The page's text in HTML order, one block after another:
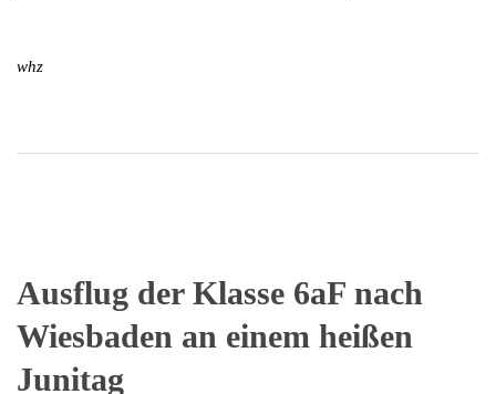
whz
Ausflug der Klasse 6aF nach
Wiesbaden an einem heißen
Junitag